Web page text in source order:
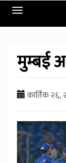
Toggle
navigation
मुम्बई
कार्तिक